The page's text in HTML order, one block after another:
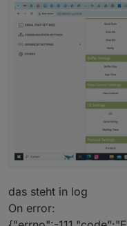
das steht in log
On error: